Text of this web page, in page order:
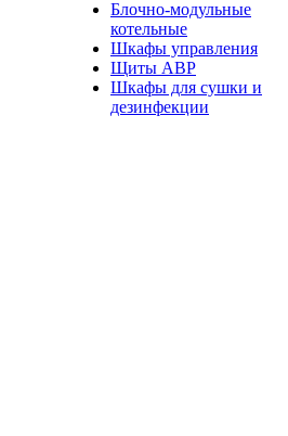
Блочно-модульные
котельные
Шкафы управления
Щиты АВР
Шкафы для сушки и
дезинфекции